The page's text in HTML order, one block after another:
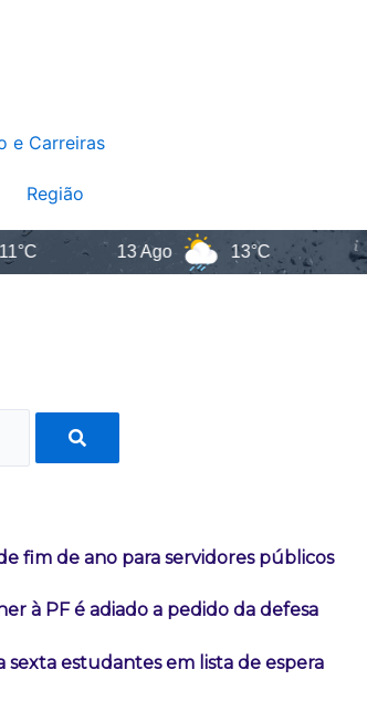
e Carreiras
Região
13 Ago 13°C
fim de ano para servidores públicos
à PF é adiado a pedido da defesa
sexta estudantes em lista de espera